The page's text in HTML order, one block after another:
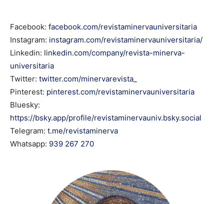
Registe-se na nossa lista de correio e receba mensalmente
no seu email os artigos do mês transacto, ilustrações e
novidades.
subscrever:
Registe-se na nossa lista de correio e receba mensalmente
no seu email os artigos do mês transacto, ilustrações e
novidades.
subscrever:
Facebook: facebook.com/revistaminervauniversitaria
Instagram: instagram.com/revistaminervauniversitaria/
Linkedin: linkedin.com/company/revista-minerva-
universitaria
Twitter: twitter.com/minervarevista_
Pinterest: pinterest.com/revistaminervauniversitaria
Bluesky:
https://bsky.app/profile/revistaminervauniv.bsky.social
Telegram: t.me/revistaminerva
Whatsapp: 939 267 270